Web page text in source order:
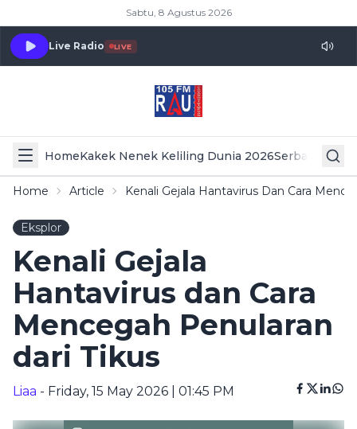
Sabtu, 8 Agustus 2026
Live Radio LIVE
HomeKakek Nenek Keliling Dunia 2026Serba Serbi
Home Article Kenali Gejala Hantavirus Dan Cara
Eksplor
Kenali Gejala
Hantavirus dan Cara
Mencegah Penularan
dari Tikus
Liaa - Friday, 15 May 2026 | 01:45 PM